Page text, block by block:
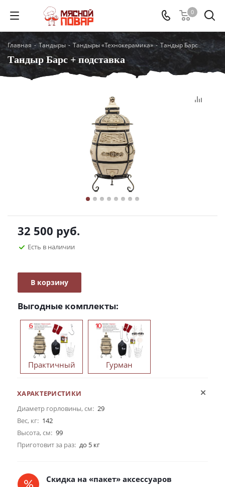
0
Главная - Тандыры - Тандыры «Технокерамика» - Тандыр Барс
Тандыр Барс + подставка
32 500 руб.
Есть в наличии
В корзину
Выгодные комплекты:
Практичный Гурман
ХАРАКТЕРИСТИКИ
Диаметр горловины, см: 29
Вес, кг: 142
Высота, см: 99
Приготовит за раз: до 5 кг
Скидка на «пакет» аксессуаров